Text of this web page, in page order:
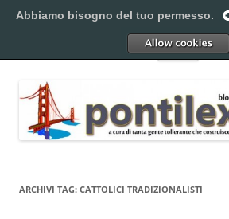
al
Pontilex
Menu
ARCHIVI TAG: CATTOLICI TRADIZIONALISTI
Abbiamo bisogno del tuo permesso.